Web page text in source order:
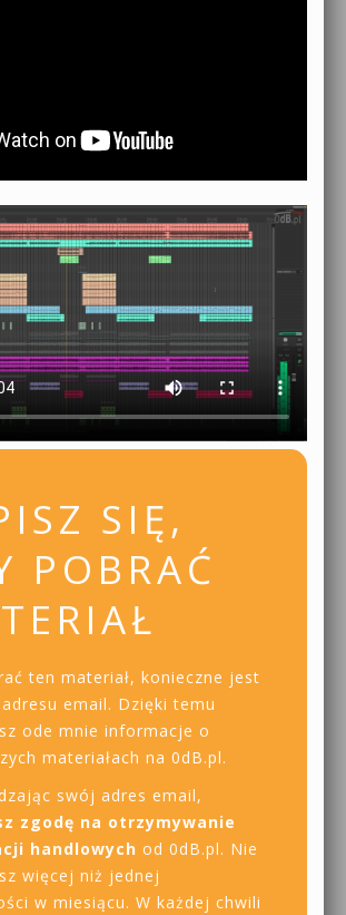
SIĘ,
POBRAĆ
ten materiał, konieczne jest
email. Dzięki temu
ode mnie informacje o
materiałach na 0dB.pl.
swój adres email,
zgodę na otrzymywanie
handlowych od 0dB.pl. Nie
więcej niż jednej
w miesiącu. W każdej chwili